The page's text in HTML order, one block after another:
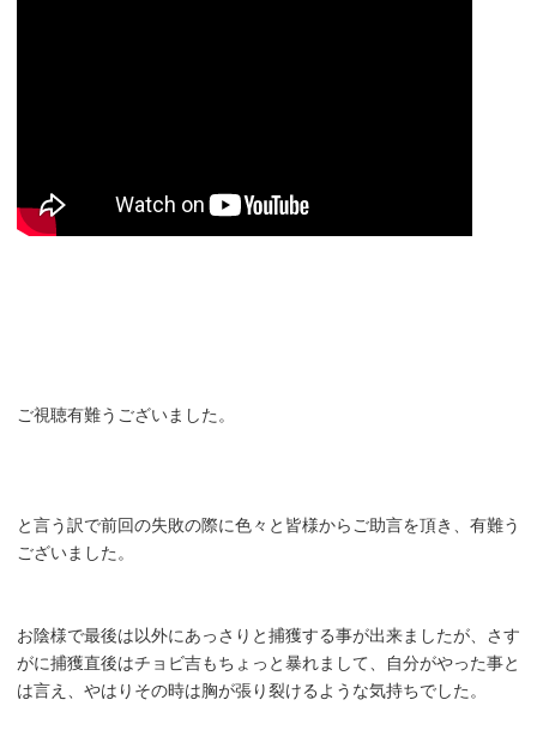
ご視聴有難うございました。
と言う訳で前回の失敗の際に色々と皆様からご助言を頂き、有難う
ございました。
お陰様で最後は以外にあっさりと捕獲する事が出来ましたが、さす
がに捕獲直後はチョビ吉もちょっと暴れまして、自分がやった事と
は言え、やはりその時は胸が張り裂けるような気持ちでした。